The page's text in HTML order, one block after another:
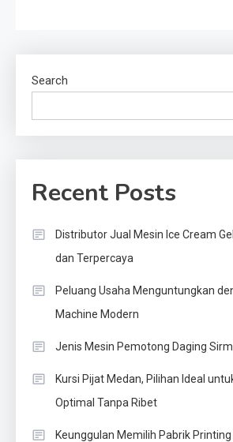
Search
Recent Posts
Distributor Jual Mesin Ice Cream
dan Terpercaya
Peluang Usaha Menguntungkan
Machine Modern
Jenis Mesin Pemotong Daging
Kursi Pijat Medan, Pilihan Ideal
Optimal Tanpa Ribet
Keunggulan Memilih Pabrik